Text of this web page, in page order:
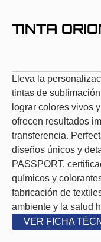
TINTA
Lleva la
tintas de
lograr colores vivos
ofrecen resultados
transferencia.
diseños únicos y
PASSPORT,
químicos y
fabricación de
ambiente y la salud
VER FICHA